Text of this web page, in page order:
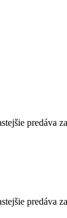
predáva
predáva